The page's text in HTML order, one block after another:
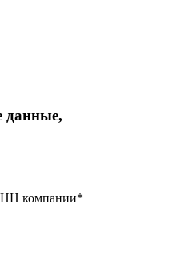
данные,
компании*